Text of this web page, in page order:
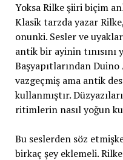
Yoksa Rilke şiiri biçim
Klasik tarzda yazar
onunki. Sesler ve
antik bir ayinin tınısını
Başyapıtlarından Duino
vazgeçmiş ama antik
kullanmıştır.
ritimlerin nasıl yoğun
Bu seslerden söz
birkaç şey eklemeli.